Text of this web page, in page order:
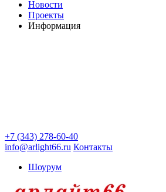
Новости
Проекты
Информация
+7 (343) 278-60-40
info@arlight66.ru Контакты
Шоурум